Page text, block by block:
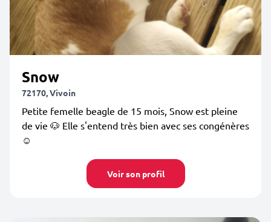
Snow
72170, Vivoin
Petite femelle beagle de 15 mois, Snow est pleine
de vie 🐶 Elle s'entend très bien avec ses congénères
☺️
Voir son profil